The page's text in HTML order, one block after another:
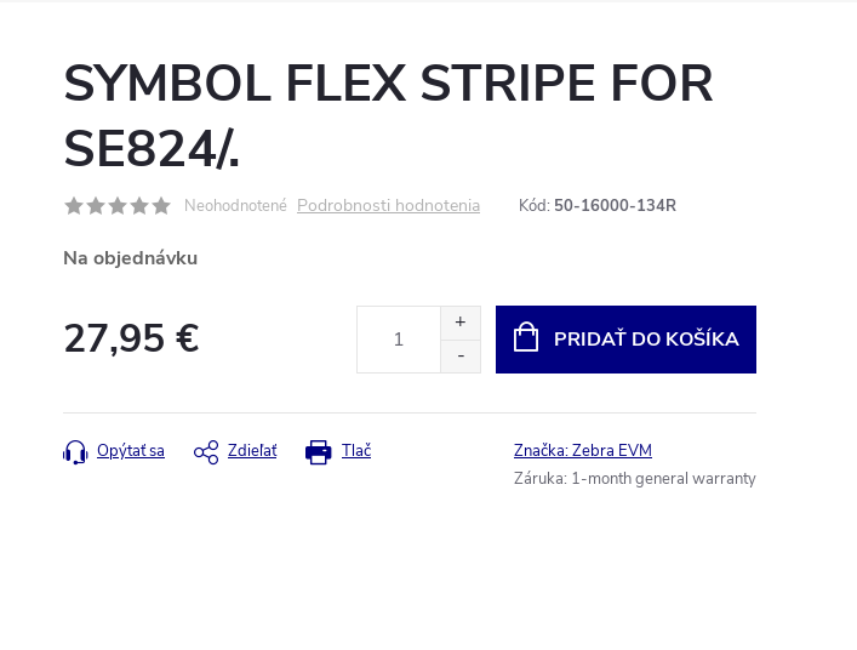
SYMBOL FLEX STRIPE FOR
SE824/.
Neohodnotené Podrobnosti hodnotenia Kód: 50-16000-134R
Na objednávku
27,95 € PRIDAŤ DO KOŠÍKA
Tlač
Opýtať sa Zdieľať Značka:Zebra EVM
Záruka: 1-month general warranty